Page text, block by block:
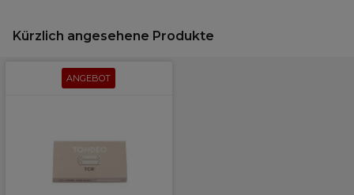
Kürzlich angesehene Produkte
ANGEBOT